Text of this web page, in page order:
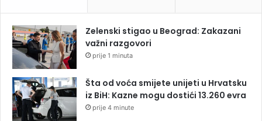
Zelenski stigao u Beograd: Zakazani
važni razgovori
prije 1 minuta
Šta od voća smijete unijeti u Hrvatsku
iz BiH: Kazne mogu dostići 13.260 evra
prije 4 minute